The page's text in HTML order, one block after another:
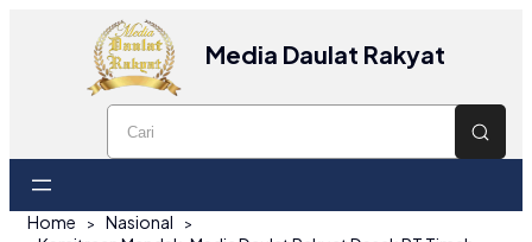
Media Daulat Rakyat
Home
Nasional